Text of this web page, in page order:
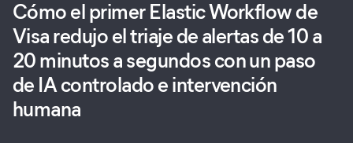
Cómo el primer Elastic Workflow de
Visa redujo el triaje de alertas de 10 a
20 minutos a segundos con un paso
de IA controlado e intervención
humana